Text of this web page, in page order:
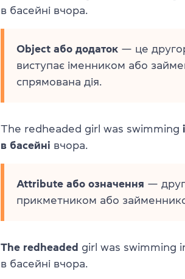
в басейні вчора.
Object або додаток — це
виступає іменником або
спрямована дія.
The redheaded girl was swimming
в басейні вчора.
Attribute або означення —
прикметником або
The redheaded girl was swimming
в басейні вчора.